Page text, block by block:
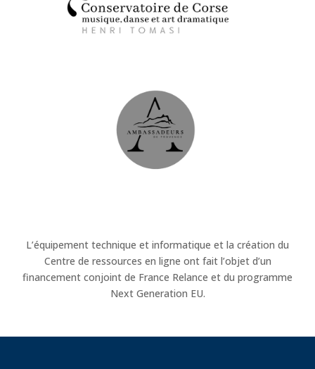
L’équipement technique et informatique et la création du
Centre de ressources en ligne ont fait l’objet d’un
financement conjoint de France Relance et du programme
Next Generation EU.